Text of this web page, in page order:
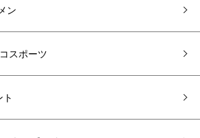
ン
スポーツ